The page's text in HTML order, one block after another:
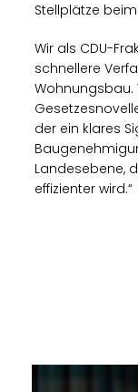
Stellplätze
Wir als CDU-
schnellere
Wohnungsbau.
der ein klares
Landesebene,
effizienter wird.“